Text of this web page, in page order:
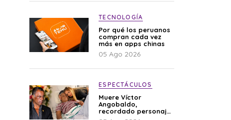
TECNOLOGÍA
Por qué los peruanos
compran cada vez
más en apps chinas
05 Ago 2026
ESPECTÁCULOS
Muere Víctor
Angobaldo,
recordado personaje
de la farándula y